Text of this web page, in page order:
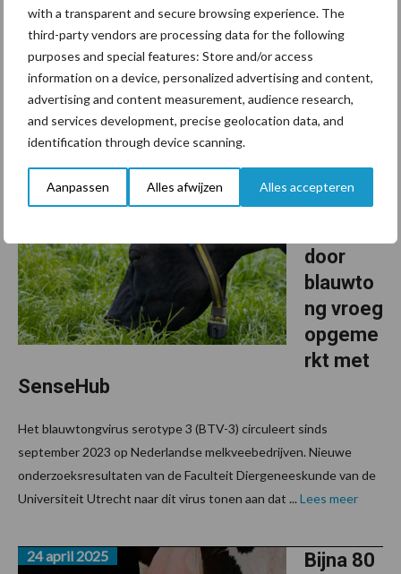
with a transparent and secure browsing experience. The
third-party vendors are processing data for the following
purposes and special features: Store and/or access
information on a device, personalized advertising and content,
advertising and content measurement, audience research,
and services development, precise geolocation data, and
identification through device scanning.
Aanpassen Alles afwijzen Alles accepteren
Nederlandse veehouderij. Hoewel de situatie momenteel
beheersbaar lijkt, waarschuwen experts voor een verhoogd risico
in de komende maanden. Dit artikel geeft ...Lees meer
Gedrags
verande
door
blauwto
ng vroeg
opgeme
rkt met
SenseHub
3 juli 2025
Het blauwtongvirus serotype 3 (BTV-3) circuleert sinds
september 2023 op Nederlandse melkveebedrijven. Nieuwe
onderzoeksresultaten van de Faculteit Diergeneeskunde van de
Universiteit Utrecht naar dit virus tonen aan dat ... Lees meer
Bijna 80
24 april 2025